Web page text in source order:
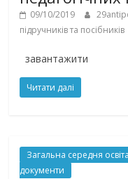
09/10/2019
підручників та посібників
завантажити
Читати далі
Загальна середня
документи